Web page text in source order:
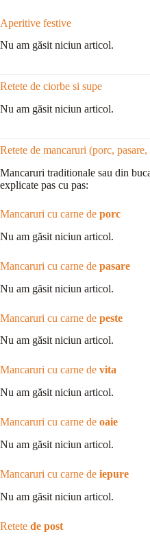
Aperitive festive
Nu am găsit niciun articol.
Retete de ciorbe si supe
Nu am găsit niciun articol.
Retete de mancaruri (porc,
Mancaruri traditionale sau din
explicate pas cu pas:
Mancaruri cu carne de porc
Nu am găsit niciun articol.
Mancaruri cu carne de pasare
Nu am găsit niciun articol.
Mancaruri cu carne de peste
Nu am găsit niciun articol.
Mancaruri cu carne de vita
Nu am găsit niciun articol.
Mancaruri cu carne de oaie
Nu am găsit niciun articol.
Mancaruri cu carne de iepure
Nu am găsit niciun articol.
Retete de post